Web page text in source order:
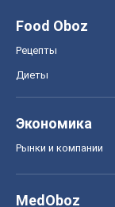
Food Oboz
Рецепты
Диеты
Экономика
Рынки и компании
MedOboz